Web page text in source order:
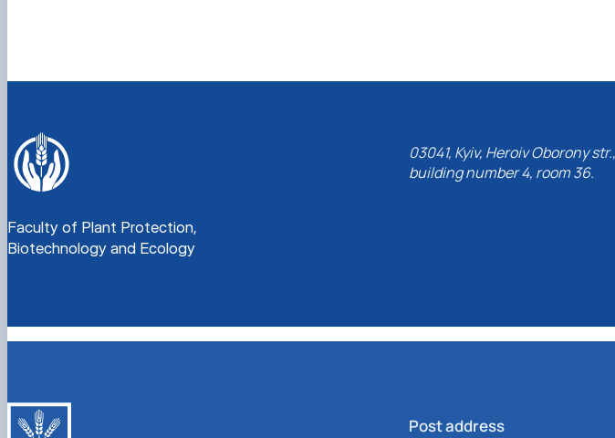
Faculty of Plant Protection,
Biotechnology and Ecology
03041, Kyiv, Heroiv Oborony
building number 4, room 36.
Post address